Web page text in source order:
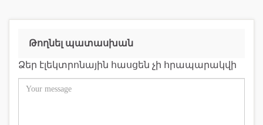
Թողնել պատասխան
Ձեր էլեկտրոնային հասցեն չի հրապարակվի